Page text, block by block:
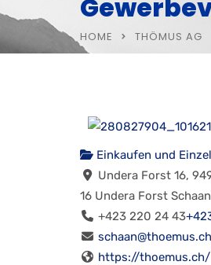
HOME THÖMUS AG
Einkaufen und
Undera Forst 16,
16 Undera Forst Schaan
+423 220 24 43
schaan@thoemus.ch
https://thoemus.ch/